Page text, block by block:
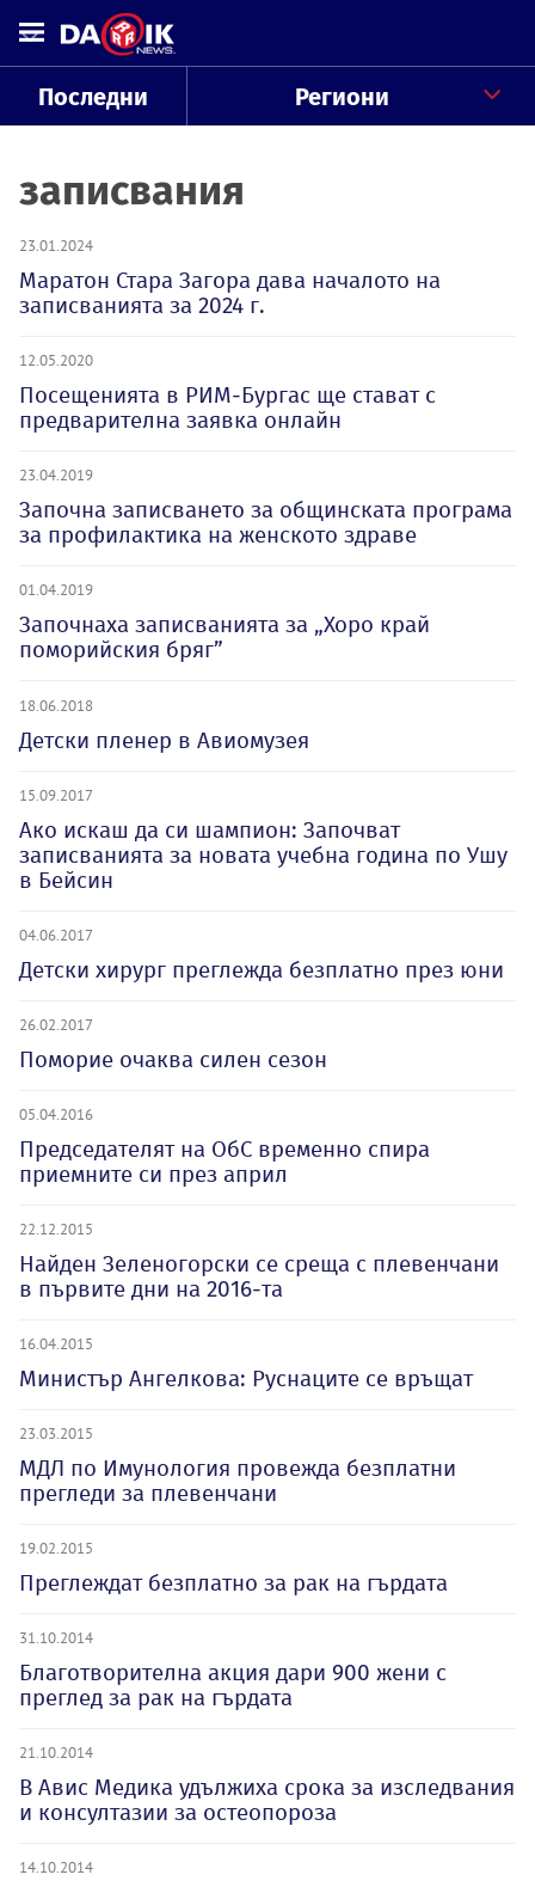
Последни Региони
записвания
23.01.2024
Маратон Стара Загора дава началото на
записванията за 2024 г.
12.05.2020
Посещенията в РИМ-Бургас ще стават с
предварителна заявка онлайн
23.04.2019
Започна записването за общинската програма
за профилактика на женското здраве
01.04.2019
Започнаха записванията за „Хоро край
поморийския бряг”
18.06.2018
Детски пленер в Авиомузея
15.09.2017
Ако искаш да си шампион: Започват
записванията за новата учебна година по Ушу
в Бейсин
04.06.2017
Детски хирург преглежда безплатно през юни
26.02.2017
Поморие очаква силен сезон
05.04.2016
Председателят на ОбС временно спира
приемните си през април
22.12.2015
Найден Зеленогорски се среща с плевенчани
в първите дни на 2016-та
16.04.2015
Министър Ангелкова: Руснаците се връщат
23.03.2015
МДЛ по Имунология провежда безплатни
прегледи за плевенчани
19.02.2015
Преглеждат безплатно за рак на гърдата
31.10.2014
Благотворителна акция дари 900 жени с
преглед за рак на гърдата
21.10.2014
В Авис Медика удължиха срока за изследвания
и консултазии за остеопороза
14.10.2014